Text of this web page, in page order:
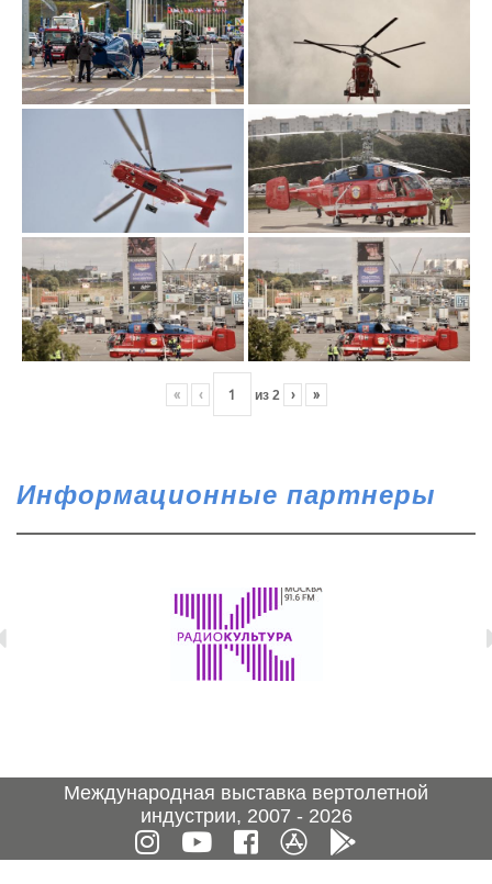
« ‹ из 2 › »
Информационные партнеры
Международная выставка вертолетной
индустрии, 2007 - 2026